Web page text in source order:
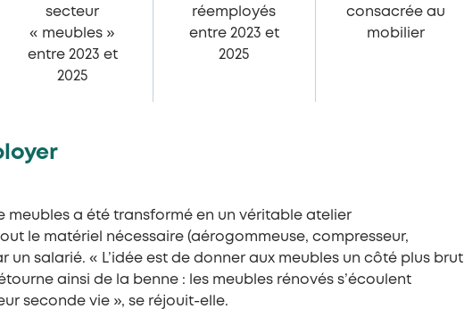
secteur
« meubles »
entre 2023 et
2025
réemployés
entre 2023 et
2025
consacrée au
mobilier
meubles a été transformé en un véritable atelier
le matériel nécessaire (aérogommeuse, compresseur,
un salarié. « L’idée est de donner aux meubles un côté plus brut
ainsi de la benne : les meubles rénovés s’écoulent
seconde vie », se réjouit-elle.